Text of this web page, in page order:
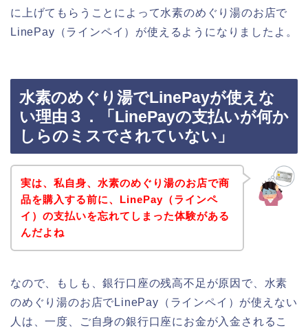
に上げてもらうことによって水素のめぐり湯のお店で
LinePay（ラインペイ）が使えるようになりましたよ。
水素のめぐり湯でLinePayが使えな
い理由３．「LinePayの支払いが何か
しらのミスでされていない」
実は、私自身、水素のめぐり湯のお店で商
品を購入する前に、LinePay（ラインペ
イ）の支払いを忘れてしまった体験がある
んだよね
なので、もしも、銀行口座の残高不足が原因で、水素
のめぐり湯のお店でLinePay（ラインペイ）が使えない
人は、一度、ご自身の銀行口座にお金が入金されるこ